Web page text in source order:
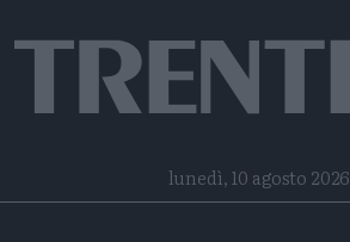
Telegramlunedì, 10 agosto 2026